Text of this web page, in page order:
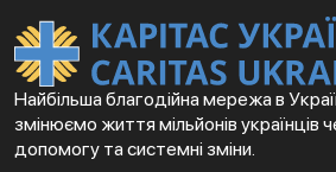
Найбільша благодійна мережа в
змінюємо життя мільйонів українців
допомогу та системні зміни.